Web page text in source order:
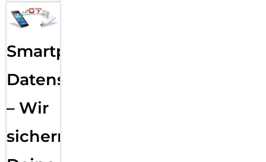
Smartphone
Datensicherung
– Wir
sichern